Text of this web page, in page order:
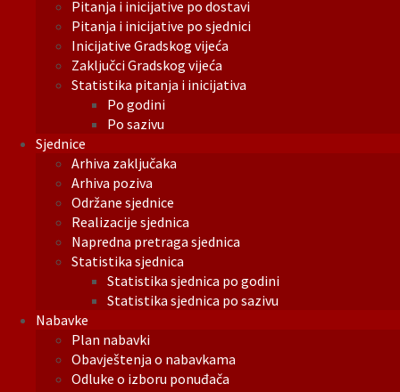
Pitanja i inicijative po dostavi
Pitanja i inicijative po sjednici
Inicijative Gradskog vijeća
Zaključci Gradskog vijeća
Statistika pitanja i inicijativa
Po godini
Po sazivu
Sjednice
Arhiva zaključaka
Arhiva poziva
Održane sjednice
Realizacije sjednica
Napredna pretraga sjednica
Statistika sjednica
Statistika sjednica po godini
Statistika sjednica po sazivu
Nabavke
Plan nabavki
Obavještenja o nabavkama
Odluke o izboru ponuđača